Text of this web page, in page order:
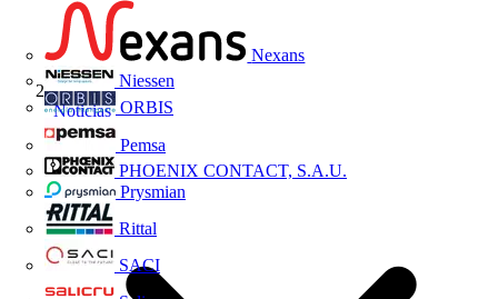
Nexans
Niessen
ORBIS
Pemsa
PHOENIX CONTACT, S.A.U.
Prysmian
Rittal
SACI
Noticias